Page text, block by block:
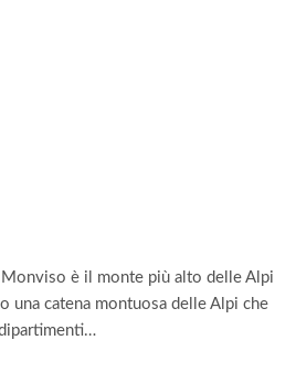
è il monte più alto delle Alpi
una catena montuosa delle Alpi che